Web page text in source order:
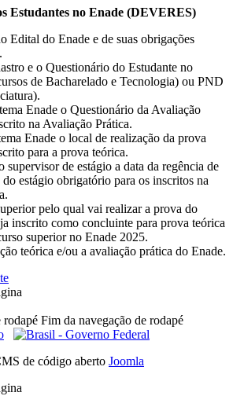
Estudantes no Enade (DEVERES)
Edital do Enade e de suas obrigações
e o Questionário do Estudante no
de Bacharelado e Tecnologia) ou PND
Enade o Questionário da Avaliação
na Avaliação Prática.
Enade o local de realização da prova
para a prova teórica.
supervisor de estágio a data da regência de
estágio obrigatório para os inscritos na
pelo qual vai realizar a prova do
inscrito como concluinte para prova teórica
superior no Enade 2025.
teórica e/ou a avaliação prática do Enade.
rodapé Fim da navegação de rodapé
de código aberto Joomla